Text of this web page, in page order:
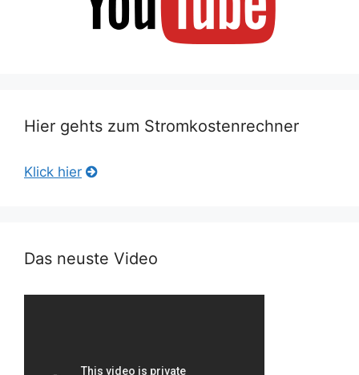
Hier gehts zum Stromkostenrechner
Klick hier
Das neuste Video